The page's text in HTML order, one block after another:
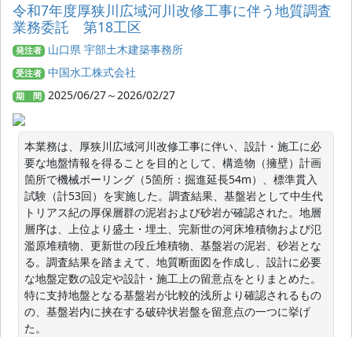
令和7年度厚狭川広域河川改修工事に伴う地質調査
業務委託 第18工区
発注者 山口県 宇部土木建築事務所
受注者 中国水工株式会社
期 間 2025/06/27～2026/02/27
本業務は、厚狭川広域河川改修工事に伴い、設計・施工に必
要な地盤情報を得ることを目的として、構造物（擁壁）計画
箇所で機械ボーリング（5箇所：掘進延長54m）、標準貫入
試験（計53回）を実施した。調査結果、基盤岩として中生代
トリアス紀の厚保層群の泥岩および砂岩が確認された。地層
層序は、上位より盛土・埋土、完新世の河床堆積物および氾
濫原堆積物、更新世の段丘堆積物、基盤岩の泥岩、砂岩とな
る。調査結果を踏まえて、地質断面図を作成し、設計に必要
な地盤定数の設定や設計・施工上の留意点をとりまとめた。
特に支持地盤となる基盤岩が比較的浅所より確認されるもの
の、基盤岩内に挟在する破砕状岩盤を留意点の一つに挙げ
た。